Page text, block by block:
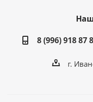
8 (996) 918 87
г.